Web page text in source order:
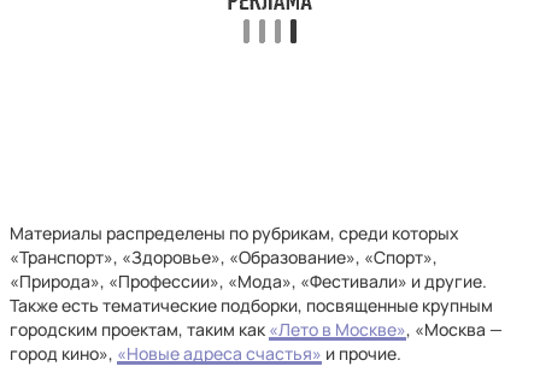
Материалы распределены по рубрикам, среди которых
«Транспорт», «Здоровье», «Образование», «Спорт»,
«Природа», «Профессии», «Мода», «Фестивали» и другие.
Также есть тематические подборки, посвященные крупным
городским проектам, таким как «Лето в Москве», «Москва —
город кино», «Новые адреса счастья» и прочие.